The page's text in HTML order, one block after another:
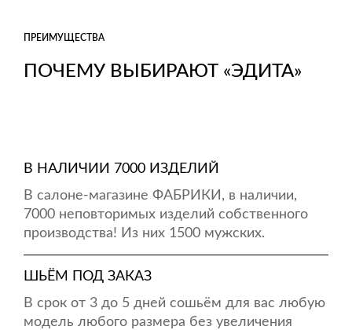
ПОЧЕМУ ВЫБИРАЮТ «ЭДИТА»
ПРЕИМУЩЕСТВА
В НАЛИЧИИ 7000 ИЗДЕЛИЙ
В салоне-магазине ФАБРИКИ, в наличии,
7000 неповторимых изделий собственного
производства! Из них 1500 мужских.
ШЬЁМ ПОД ЗАКАЗ
В срок от 3 до 5 дней сошьём для вас любую
модель любого размера без увеличения